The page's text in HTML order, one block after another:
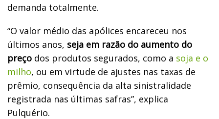
demanda totalmente.
“O valor médio das apólices encareceu nos
últimos anos, seja em razão do aumento do
preço dos produtos segurados, como a soja e o
milho, ou em virtude de ajustes nas taxas de
prêmio, consequência da alta sinistralidade
registrada nas últimas safras”, explica
Pulquério.